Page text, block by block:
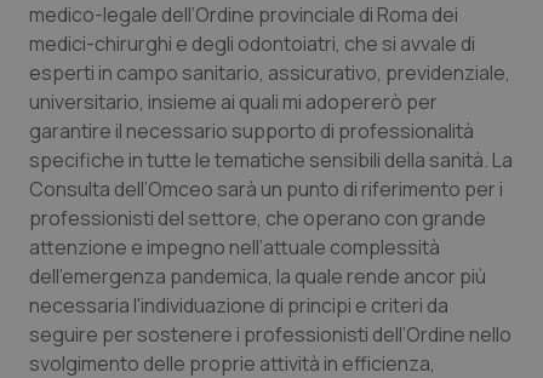
Abruzzo
Basilicata
Calabria
Campania
Emilia-Romagna
Friuli Venezia Giulia
QS Pro Gold
Artrite & artrosi
Asma & BPCO
Car-T
Colesterolo & coronaropatie
Dermatite Atopica
QS Club Newsletter
medico-legale dell’Ordine provinciale di Roma dei
medici-chirurghi e degli odontoiatri, che si avvale di
esperti in campo sanitario, assicurativo, previdenziale,
universitario, insieme ai quali mi adopererò per
garantire il necessario supporto di professionalità
specifiche in tutte le tematiche sensibili della sanità. La
Consulta dell’Omceo sarà un punto di riferimento per i
professionisti del settore, che operano con grande
attenzione e impegno nell’attuale complessità
dell’emergenza pandemica, la quale rende ancor più
necessaria l'individuazione di principi e criteri da
seguire per sostenere i professionisti dell’Ordine nello
svolgimento delle proprie attività in efficienza,